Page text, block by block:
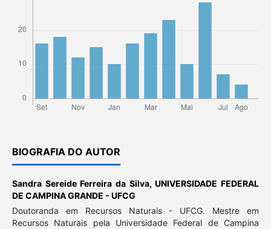
BIOGRAFIA DO AUTOR
Sandra Sereide Ferreira da Silva,UNIVERSIDADE FEDERAL
DE CAMPINA GRANDE - UFCG
Doutoranda em Recursos Naturais - UFCG. Mestre em
Recursos Naturais pela Universidade Federal de Campina